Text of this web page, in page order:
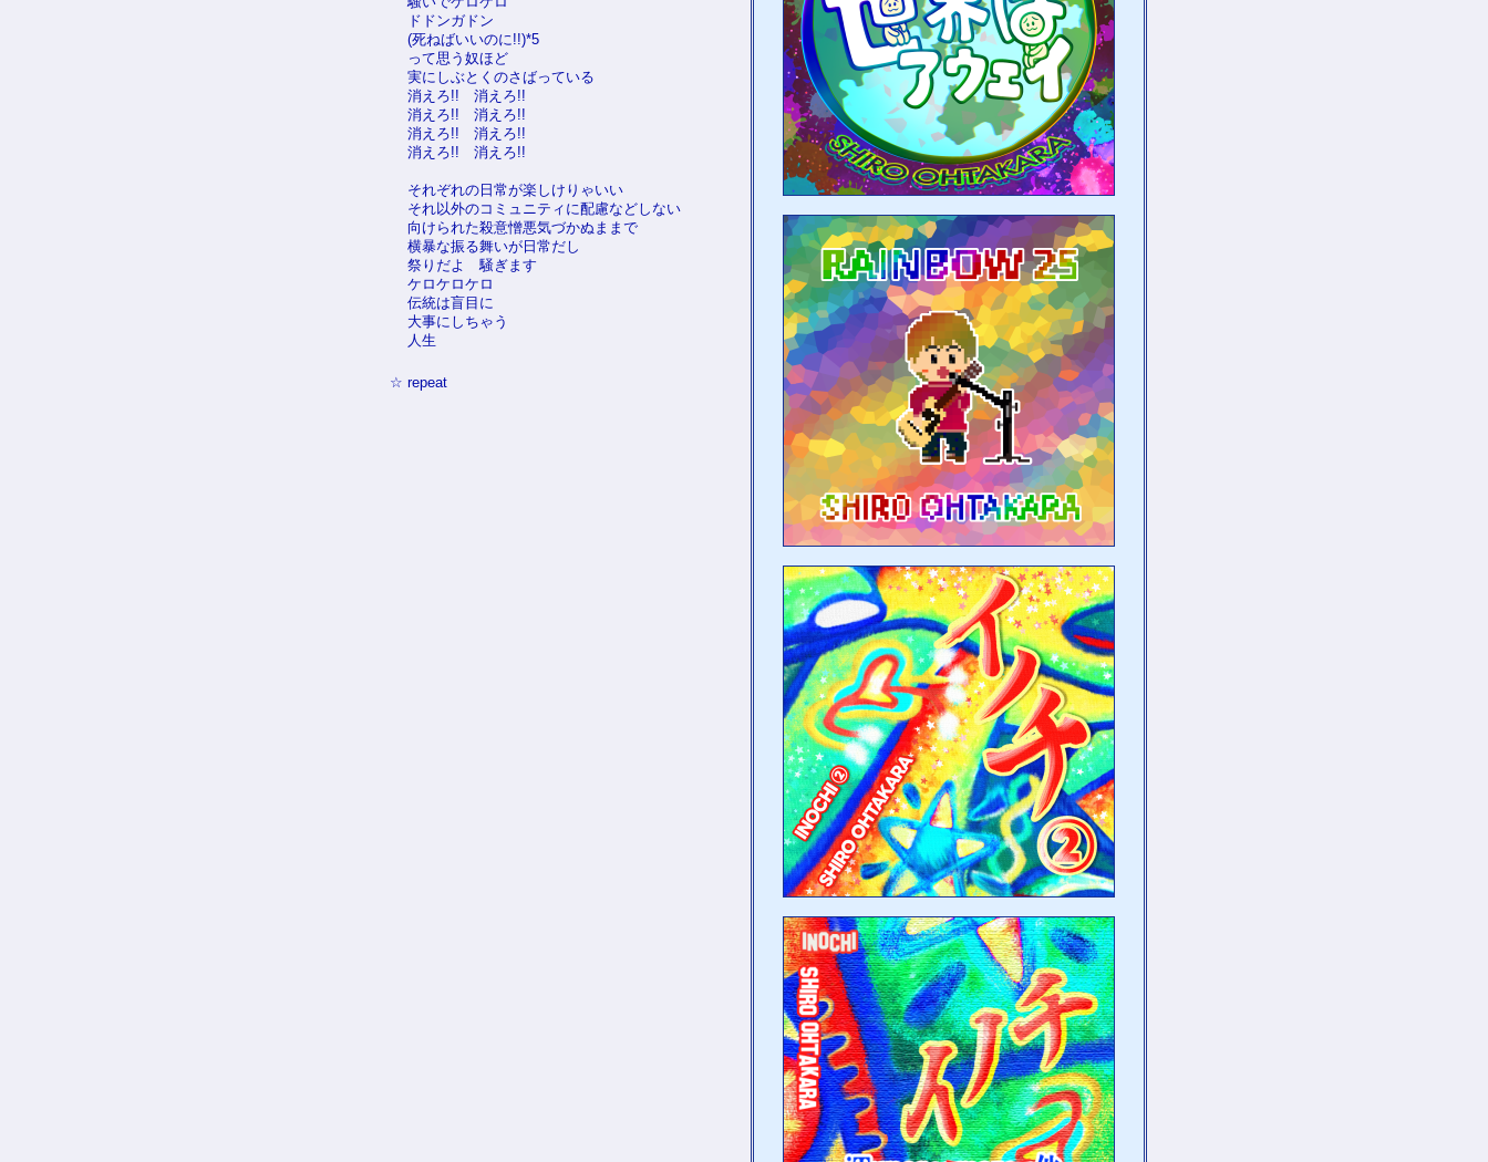
ドドンガドン
(死ねばいいのに!!)*5
って思う奴ほど
実にしぶとくのさばっている
消えろ!! 消えろ!!
消えろ!! 消えろ!!
消えろ!! 消えろ!!
消えろ!! 消えろ!!
それぞれの日常が楽しけりゃいい
それ以外のコミュニティに配慮などしない
向けられた殺意憎悪気づかぬままで
横暴な振る舞いが日常だし
祭りだよ 騒ぎます
ケロケロケロ
伝統は盲目に
大事にしちゃう
人生
☆ repeat